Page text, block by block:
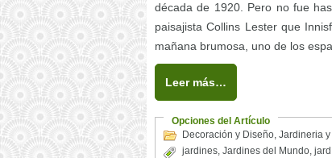
década de 1920. Pero no fue
paisajista Collins Lester que
mañana brumosa, uno de los
Leer más…
Opciones del Artículo
Decoración y Diseño, Jardineria
jardines, Jardines del Mundo,